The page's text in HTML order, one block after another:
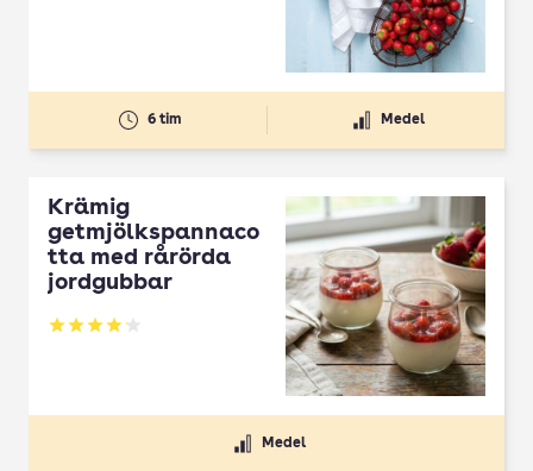
6 tim Medel
Krämig
getmjölkspannaco
tta med rårörda
jordgubbar
Betyg: 4.13 av 5
Medel